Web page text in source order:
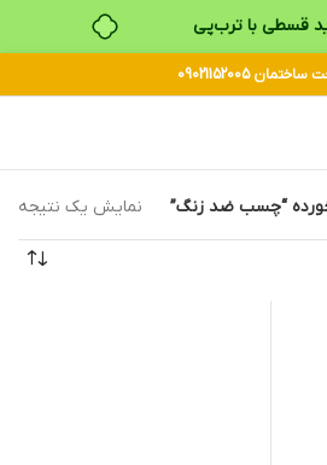
قسطی با ترب‌پی
09021152005
“چسب ضد زنگ” نمایش یک نتیجه